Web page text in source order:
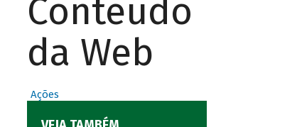
Conteúdo
da Web
Ações